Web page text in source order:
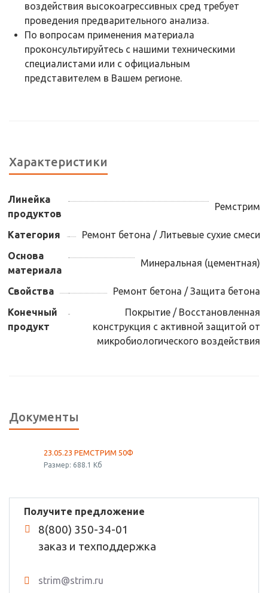
воздействия высокоагрессивных сред требует
проведения предварительного анализа.
По вопросам применения материала
проконсультируйтесь с нашими техническими
специалистами или с официальным
представителем в Вашем регионе.
Характеристики
Линейка
продуктов
Ремстрим
Категория
Ремонт бетона / Литьевые сухие смеси
Основа
материала
Минеральная (цементная)
Свойства
Ремонт бетона / Защита бетона
Конечный
продукт
Покрытие / Восстановленная
конструкция с активной защитой от
микробиологического воздействия
Документы
23.05.23 РЕМСТРИМ 50Ф
Размер: 688.1 Кб
Получите предложение
8(800) 350-34-01
заказ и техподдержка
strim@strim.ru